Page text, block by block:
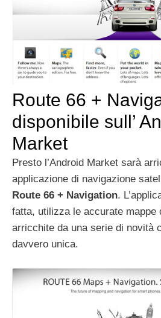
Route 66 +
disponibile sull’
Market
Presto l’Android Market sarà
applicazione di navigazione
Route 66 + Navigation.
fatta, utilizza le accurate mappe
arricchite da una serie di novità
davvero unica.